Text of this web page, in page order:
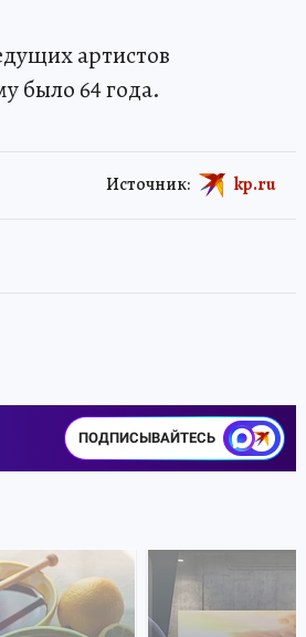
артистов
было 64 года.
Источник: kp.ru
ПОДПИСЫВАЙТЕСЬ